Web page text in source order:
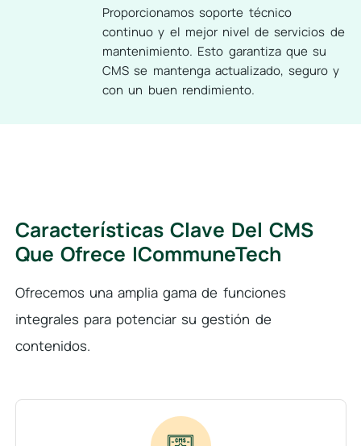
Proporcionamos soporte técnico
continuo y el mejor nivel de servicios de
mantenimiento. Esto garantiza que su
CMS se mantenga actualizado, seguro y
con un buen rendimiento.
Características Clave Del CMS
Que Ofrece ICommuneTech
Ofrecemos una amplia gama de funciones
integrales para potenciar su gestión de
contenidos.